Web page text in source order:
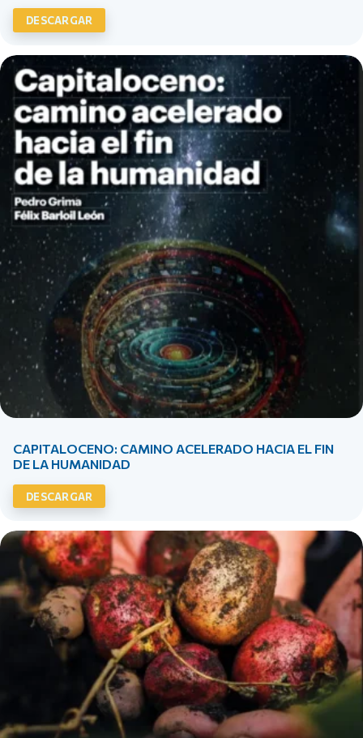
DESCARGAR
CAPITALOCENO: CAMINO ACELERADO HACIA EL FIN
DE LA HUMANIDAD
DESCARGAR